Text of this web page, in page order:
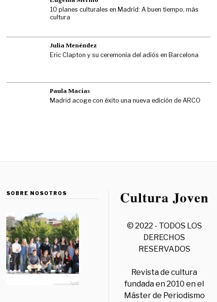
10 planes culturales en Madrid: A buen tiempo, más
cultura
Julia Menéndez
Eric Clapton y su ceremonia del adiós en Barcelona
Paula Macías
Madrid acoge con éxito una nueva edición de ARCO
SOBRE NOSOTROS
© 2022 - TODOS LOS
DERECHOS
RESERVADOS
Revista de cultura
fundada en 2010 en el
Máster de Periodismo